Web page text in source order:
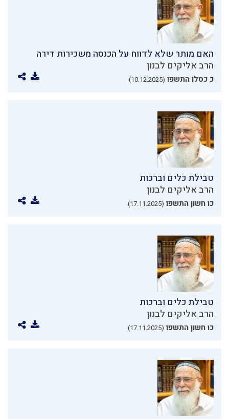
האם מותר שלא לדווח על הכנסה משכירות דירה
הרב אליקים לבנון
כ כסלו התשפו (10.12.2025)
טבילת כלים וברכות
הרב אליקים לבנון
כו חשון התשפו (17.11.2025)
טבילת כלים וברכות
הרב אליקים לבנון
כו חשון התשפו (17.11.2025)